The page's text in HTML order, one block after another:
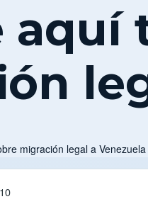
aquí
migración legal a Venezuela